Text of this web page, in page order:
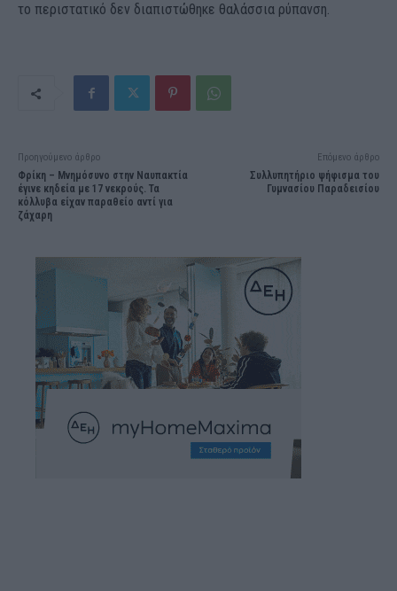
το περιστατικό δεν διαπιστώθηκε θαλάσσια ρύπανση.
Προηγούμενο άρθρο
Φρίκη – Μνημόσυνο στην Ναυπακτία
έγινε κηδεία με 17 νεκρούς. Τα
κόλλυβα είχαν παραθείο αντί για
ζάχαρη
Επόμενο άρθρο
Συλλυπητήριο ψήφισμα του
Γυμνασίου Παραδεισίου